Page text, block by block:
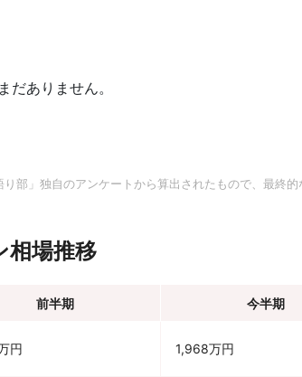
だありません。
部」独自のアンケートから算出されたもので、最終的
相場推移
前半期 今半期
円 1,968万円